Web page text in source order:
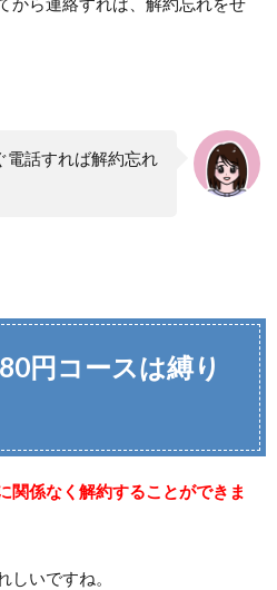
電話すれば解約忘れ
円コースは縛り
関係なく解約することができま
しいですね。